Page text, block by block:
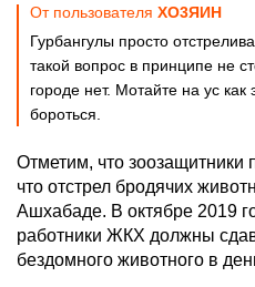
От пользователя XО3ЯИH
Гурбангулы просто
такой вопрос в принципе не
городе нет. Мотайте на ус
бороться.
Отметим, что зоозащитники
что отстрел бродячих
Ашхабаде. В октябре 2019
работники ЖКХ должны
бездомного животного в